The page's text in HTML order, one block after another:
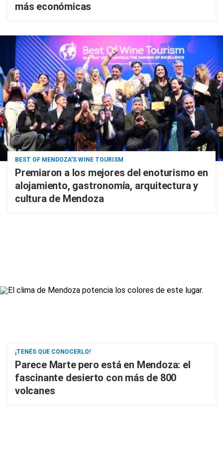
más económicas
BEST OF MENDOZA'S WINE TOURISM
Premiaron a los mejores del enoturismo en
alojamiento, gastronomía, arquitectura y
cultura de Mendoza
¡TENÉS QUE CONOCERLO!
Parece Marte pero está en Mendoza: el
fascinante desierto con más de 800
volcanes